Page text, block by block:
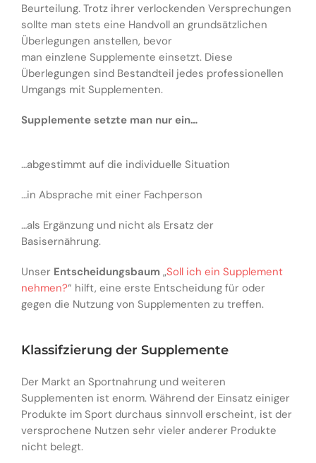
Beurteilung. Trotz ihrer verlockenden Versprechungen
sollte man stets eine Handvoll an grundsätzlichen
Überlegungen anstellen, bevor
man einzlene Supplemente einsetzt. Diese
Überlegungen sind Bestandteil jedes professionellen
Umgangs mit Supplementen.
Supplemente setzte man nur ein…
…abgestimmt auf die individuelle Situation
…in Absprache mit einer Fachperson
…als Ergänzung und nicht als Ersatz der
Basisernährung.
Unser Entscheidungsbaum„Soll ich ein Supplement
nehmen?“ hilft, eine erste Entscheidung für oder
gegen die Nutzung von Supplementen zu treffen.
Klassifzierung der Supplemente
Der Markt an Sportnahrung und weiteren
Supplementen ist enorm. Während der Einsatz einiger
Produkte im Sport durchaus sinnvoll erscheint, ist der
versprochene Nutzen sehr vieler anderer Produkte
nicht belegt.